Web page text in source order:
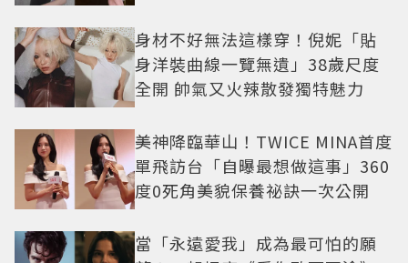
身材不好無法這樣穿！倪妮「貼
身洋裝曲線一覽無遺」38歲尺度
全開 帥氣又火辣散發獨特魅力
美神降臨華山！TWICE MINA首度
單飛訪台「自曝最想做這事」360
度0死角美貌保養祕訣一次公開
當「永遠愛我」成為最可怕的願